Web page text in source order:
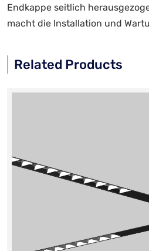
Endkappe seitlich
macht die Installation und
Related Products